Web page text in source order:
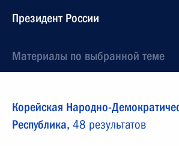
Президент России
Материалы по выбранной теме
Корейская Народно-
Республика, 48 результатов